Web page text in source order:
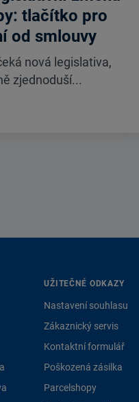
tlačítko pro
od smlouvy
nová legislativa,
zjednoduší...
UŽITEČNÉ ODKAZY
Nastavení souhlasu
Zákaznický servis
Kontaktní formulář
Poškozená zásilka
Parcelshopy